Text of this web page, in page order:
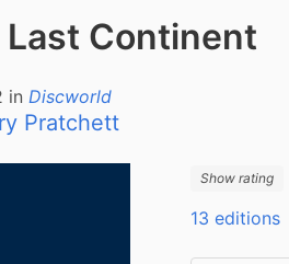
Last Continent
in Discworld
Pratchett
Show rating
13 editions